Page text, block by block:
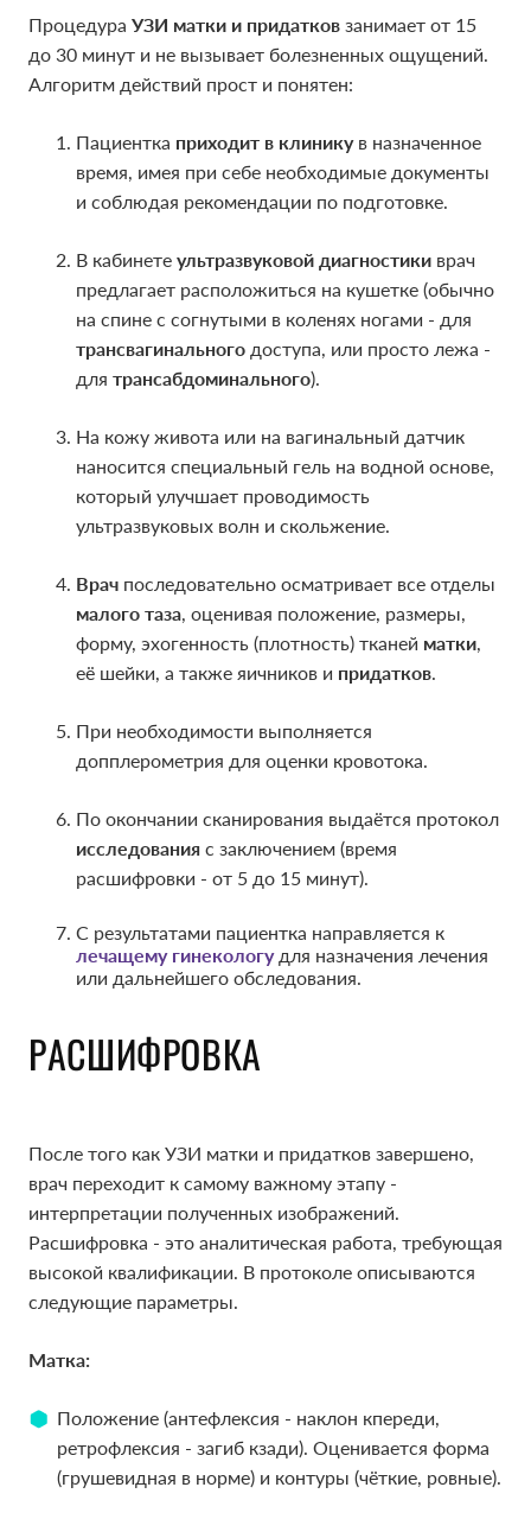
Процедура УЗИ матки и придатков занимает от 15
до 30 минут и не вызывает болезненных ощущений.
Алгоритм действий прост и понятен:
Пациентка приходит в клиникув назначенное
время, имея при себе необходимые документы
и соблюдая рекомендации по подготовке.
В кабинете ультразвуковой диагностики врач
предлагает расположиться на кушетке (обычно
на спине с согнутыми в коленях ногами - для
трансвагинального доступа, или просто лежа -
для трансабдоминального).
На кожу живота или на вагинальный датчик
наносится специальный гель на водной основе,
который улучшает проводимость
ультразвуковых волн и скольжение.
Врач последовательно осматривает все отделы
малого таза, оценивая положение, размеры,
форму, эхогенность (плотность) тканей матки,
её шейки, а также яичников и придатков.
При необходимости выполняется
допплерометрия для оценки кровотока.
По окончании сканирования выдаётся протокол
исследования с заключением (время
расшифровки - от 5 до 15 минут).
С результатами пациентка направляется к
лечащему гинекологудля назначения лечения
или дальнейшего обследования.
РАСШИФРОВКА
После того как УЗИ матки и придатков завершено,
врач переходит к самому важному этапу -
интерпретации полученных изображений.
Расшифровка - это аналитическая работа, требующая
высокой квалификации. В протоколе описываются
следующие параметры.
Матка:
Положение (антефлексия - наклон кпереди,
ретрофлексия - загиб кзади). Оценивается форма
(грушевидная в норме) и контуры (чёткие, ровные).
Процедура УЗИ матки и придатков занимает от 15
до 30 минут и не вызывает болезненных ощущений.
Алгоритм действий прост и понятен:
Пациентка приходит в клиникув назначенное
время, имея при себе необходимые документы
и соблюдая рекомендации по подготовке.
В кабинете ультразвуковой диагностики врач
предлагает расположиться на кушетке (обычно
на спине с согнутыми в коленях ногами - для
трансвагинального доступа, или просто лежа -
для трансабдоминального).
На кожу живота или на вагинальный датчик
наносится специальный гель на водной основе,
который улучшает проводимость
ультразвуковых волн и скольжение.
Врач последовательно осматривает все отделы
малого таза, оценивая положение, размеры,
форму, эхогенность (плотность) тканей матки,
её шейки, а также яичников и придатков.
При необходимости выполняется
допплерометрия для оценки кровотока.
По окончании сканирования выдаётся протокол
исследования с заключением (время
расшифровки - от 5 до 15 минут).
С результатами пациентка направляется к
лечащему гинекологудля назначения лечения
или дальнейшего обследования.
РАСШИФРОВКА
После того как УЗИ матки и придатков завершено,
врач переходит к самому важному этапу -
интерпретации полученных изображений.
Расшифровка - это аналитическая работа, требующая
высокой квалификации. В протоколе описываются
следующие параметры.
Матка:
Положение (антефлексия - наклон кпереди,
ретрофлексия - загиб кзади). Оценивается форма
(грушевидная в норме) и контуры (чёткие, ровные).